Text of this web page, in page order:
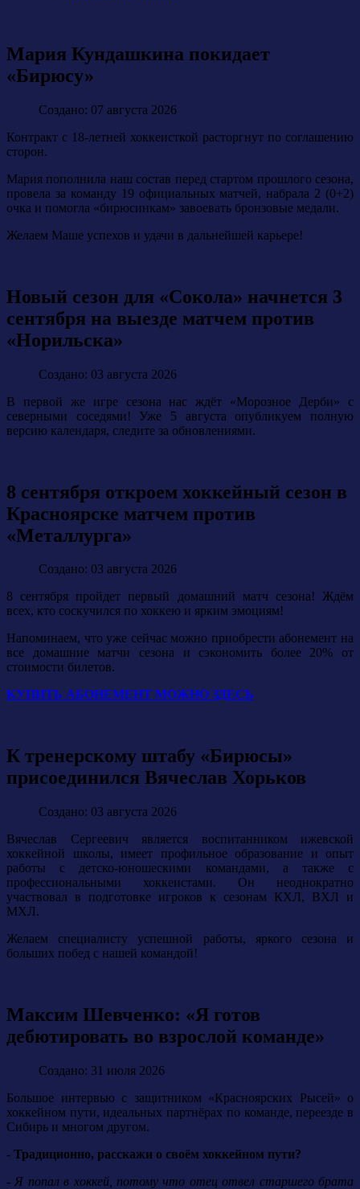
Мария Кундашкина покидает
«Бирюсу»
Создано: 07 августа 2026
Контракт с 18-летней хоккеисткой расторгнут по соглашению
сторон.
Мария пополнила наш состав перед стартом прошлого сезона,
провела за команду 19 официальных матчей, набрала 2 (0+2)
очка и помогла «бирюсинкам» завоевать бронзовые медали.
Желаем Маше успехов и удачи в дальнейшей карьере!
Новый сезон для «Сокола» начнется 3
сентября на выезде матчем против
«Норильска»
Создано: 03 августа 2026
В первой же игре сезона нас ждёт «Морозное Дерби» с
северными соседями! Уже 5 августа опубликуем полную
версию календаря, следите за обновлениями.
8 сентября откроем хоккейный сезон в
Красноярске матчем против
«Металлурга»
Создано: 03 августа 2026
8 сентября пройдет первый домашний матч сезона! Ждём
всех, кто соскучился по хоккею и ярким эмоциям!
Напоминаем, что уже сейчас можно приобрести абонемент на
все домашние матчи сезона и сэкономить более 20% от
стоимости билетов.
КУПИТЬ АБОНЕМЕНТ МОЖНО ЗДЕСЬ
К тренерскому штабу «Бирюсы»
присоединился Вячеслав Хорьков
Создано: 03 августа 2026
Вячеслав Сергеевич является воспитанником ижевской
хоккейной школы, имеет профильное образование и опыт
работы с детско-юношескими командами, а также с
профессиональными хоккеистами. Он неоднократно
участвовал в подготовке игроков к сезонам КХЛ, ВХЛ и
МХЛ.
Желаем специалисту успешной работы, яркого сезона и
больших побед с нашей командой!
Максим Шевченко: «Я готов
дебютировать во взрослой команде»
Создано: 31 июля 2026
Большое интервью с защитником «Красноярских Рысей» о
хоккейном пути, идеальных партнёрах по команде, переезде в
Сибирь и многом другом.
- Традиционно, расскажи о своём хоккейном пути?
- Я попал в хоккей, потому что отец отвел старшего брата